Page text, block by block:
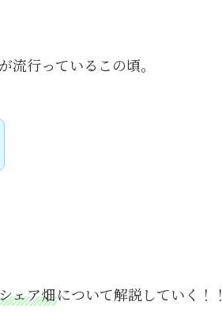
行っているこの頃。
ェア畑について解説していく！！